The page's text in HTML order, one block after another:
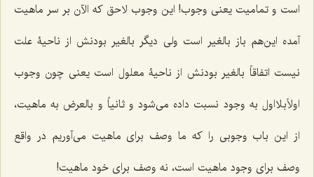
است و تمامیت یعنی وجوب! این وجوب لاحق که الآن بر سر ماهیت
آمده این‌هم باز بالغیر است ولی دیگر بالغیر بودنش از ناحیۀ علت
نیست اتفاقاً بالغیر بودنش از ناحیۀ معلول است یعنی چون وجوب
اولاًبلااول به وجود نسبت داده می‌شود و ثانیاً و بالعرض به ماهیت،
از این باب وجوبی را که ما وصف برای ماهیت می‌آوریم در واقع
وصف برای وجود ماهیت است، نه وصف برای خود ماهیت!